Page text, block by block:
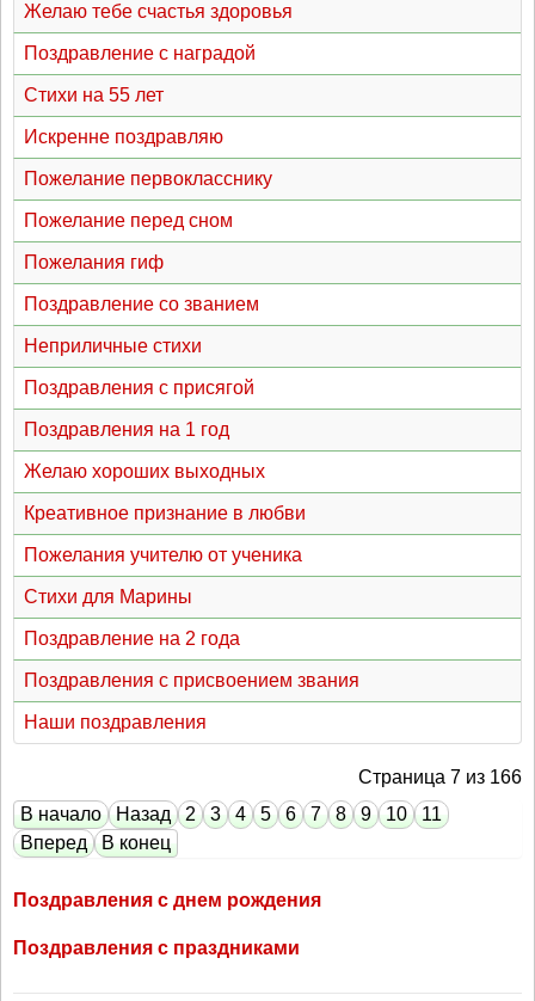
Желаю тебе счастья здоровья
Поздравление с наградой
Стихи на 55 лет
Искренне поздравляю
Пожелание первокласснику
Пожелание перед сном
Пожелания гиф
Поздравление со званием
Неприличные стихи
Поздравления с присягой
Поздравления на 1 год
Желаю хороших выходных
Креативное признание в любви
Пожелания учителю от ученика
Стихи для Марины
Поздравление на 2 года
Поздравления с присвоением звания
Наши поздравления
Страница 7 из 166
В начало
Назад 2 3 4 5 6 7 8 9 10
11
Вперед
В конец
Поздравления с днем рождения
Поздравления с праздниками